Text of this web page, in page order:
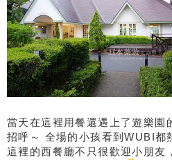
當天在這裡用餐還遇上了遊樂園
招呼～ 全場的小孩看到WUBI都
這裡的西餐廳不只很歡迎小朋友